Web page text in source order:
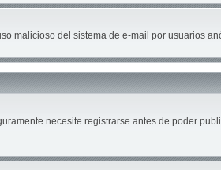
malicioso del sistema de e-mail por usuarios
necesite registrarse antes de poder